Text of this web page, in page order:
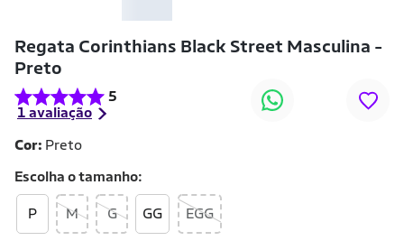
Regata Corinthians Black Street Masculina -
Preto
5
1 avaliação
Cor: Preto
Escolha otamanho
P M G GG EGG